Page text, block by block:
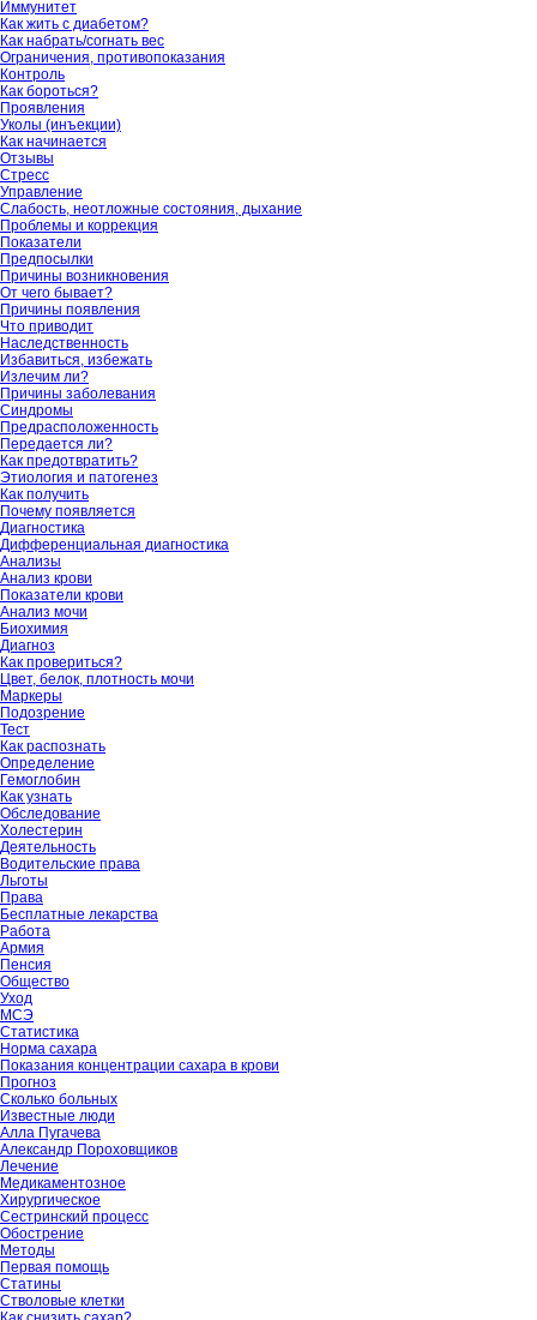
Иммунитет
Как жить с диабетом?
Как набрать/согнать вес
Ограничения, противопоказания
Контроль
Как бороться?
Проявления
Уколы (инъекции)
Как начинается
Отзывы
Стресс
Управление
Слабость, неотложные состояния, дыхание
Проблемы и коррекция
Показатели
Предпосылки
Причины возникновения
От чего бывает?
Причины появления
Что приводит
Наследственность
Избавиться, избежать
Излечим ли?
Причины заболевания
Синдромы
Предрасположенность
Передается ли?
Как предотвратить?
Этиология и патогенез
Как получить
Почему появляется
Диагностика
Дифференциальная диагностика
Анализы
Анализ крови
Показатели крови
Анализ мочи
Биохимия
Диагноз
Как провериться?
Цвет, белок, плотность мочи
Маркеры
Подозрение
Тест
Как распознать
Определение
Гемоглобин
Как узнать
Обследование
Холестерин
Деятельность
Водительские права
Льготы
Права
Бесплатные лекарства
Работа
Армия
Пенсия
Общество
Уход
МСЭ
Статистика
Норма сахара
Показания концентрации сахара в крови
Прогноз
Сколько больных
Известные люди
Алла Пугачева
Александр Пороховщиков
Лечение
Медикаментозное
Хирургическое
Сестринский процесс
Обострение
Методы
Первая помощь
Статины
Стволовые клетки